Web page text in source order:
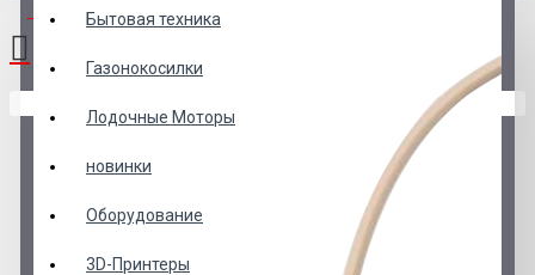
Бытовая техника
Газонокосилки
Лодочные Моторы
новинки
Оборудование
3D-Принтеры
0 товар(ов) - 0 р.